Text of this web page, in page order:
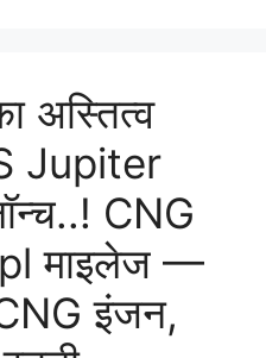
अस्तित्व
Jupiter
CNG
माइलेज —
इंजन,